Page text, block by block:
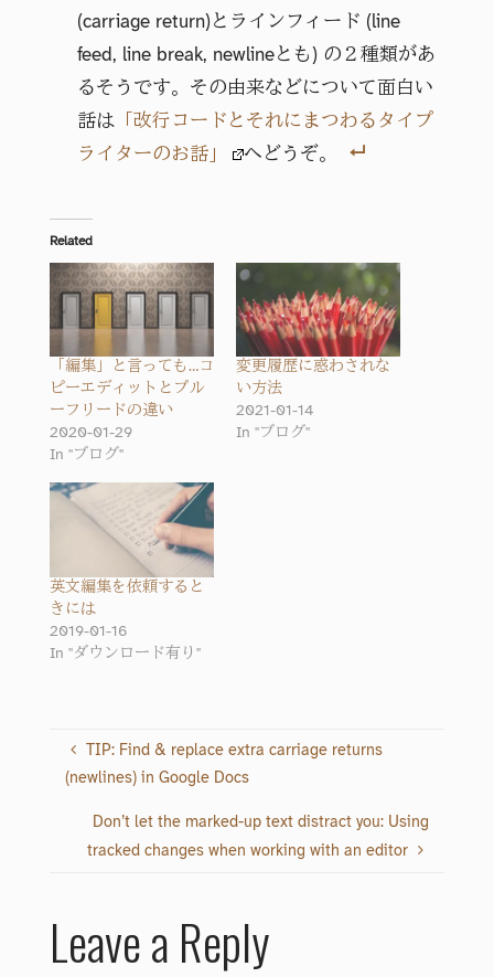
(carriage return)とラインフィード (line
feed, line break, newlineとも) の２種類があ
るそうです。その由来などについて面白い
話は「改行コードとそれにまつわるタイプ
ライターのお話」
へどうぞ。
Related
「編集」と言っても…コ
ピーエディットとプル
ーフリードの違い
2020-01-29
In "ブログ"
変更履歴に惑わされな
い方法
2021-01-14
In "ブログ"
英文編集を依頼すると
きには
2019-01-16
In "ダウンロード有り"
TIP: Find & replace extra carriage returns
(newlines) in Google Docs
Don’t let the marked-up text distract you: Using
tracked changes when working with an editor
Leave a Reply